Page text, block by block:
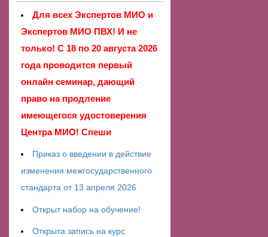
Для всех Экспертов МИО и
Экспертов МИО ПВХ! И не
только! С 18 по 20 августа 2026
года проводится первый
онлайн семинар, дающий
право на продление
имеющегося удостоверения
Центра МИО! Спеши
Приказ о введении в действие
изменения межгосударственного
стандарта от 13 апреля 2026
Открыт набор на обучение!
Открыта запись на курс